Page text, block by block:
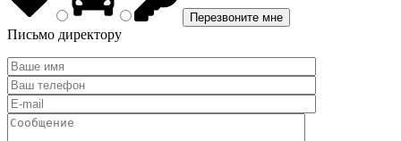
Письмо директору